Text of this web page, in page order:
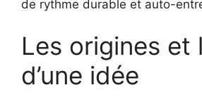
de rythme durable et auto-
Les origines et
d’une idée